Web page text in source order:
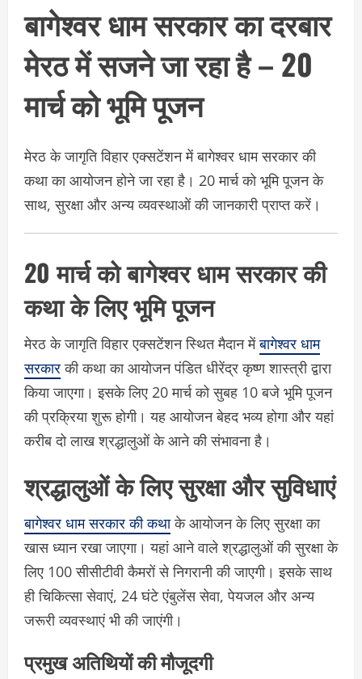
बागेश्वर धाम सरकार का दरबार
मेरठ में सजने जा रहा है – 20
मार्च को भूमि पूजन
मेरठ के जागृति विहार एक्सटेंशन में बागेश्वर धाम सरकार की
कथा का आयोजन होने जा रहा है। 20 मार्च को भूमि पूजन के
साथ, सुरक्षा और अन्य व्यवस्थाओं की जानकारी प्राप्त करें।
20 मार्च को बागेश्वर धाम सरकार की
कथा के लिए भूमि पूजन
मेरठ के जागृति विहार एक्सटेंशन स्थित मैदान मेंबागेश्वर धाम
सरकारकी कथा का आयोजन पंडित धीरेंद्र कृष्ण शास्त्री द्वारा
किया जाएगा। इसके लिए 20 मार्च को सुबह 10 बजे भूमि पूजन
की प्रक्रिया शुरू होगी। यह आयोजन बेहद भव्य होगा और यहां
करीब दो लाख श्रद्धालुओं के आने की संभावना है।
श्रद्धालुओं के लिए सुरक्षा और सुविधाएं
बागेश्वर धाम सरकार की कथाके आयोजन के लिए सुरक्षा का
खास ध्यान रखा जाएगा। यहां आने वाले श्रद्धालुओं की सुरक्षा के
लिए 100 सीसीटीवी कैमरों से निगरानी की जाएगी। इसके साथ
ही चिकित्सा सेवाएं, 24 घंटे एंबुलेंस सेवा, पेयजल और अन्य
जरूरी व्यवस्थाएं भी की जाएंगी।
प्रमुख अतिथियों की मौजूदगी